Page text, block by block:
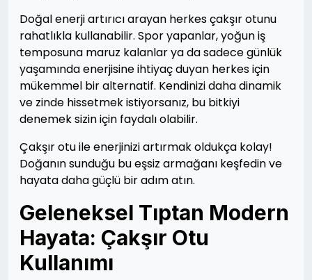
Doğal enerji artırıcı arayan herkes çakşır otunu
rahatlıkla kullanabilir. Spor yapanlar, yoğun iş
temposuna maruz kalanlar ya da sadece günlük
yaşamında enerjisine ihtiyaç duyan herkes için
mükemmel bir alternatif. Kendinizi daha dinamik
ve zinde hissetmek istiyorsanız, bu bitkiyi
denemek sizin için faydalı olabilir.
Çakşır otu ile enerjinizi artırmak oldukça kolay!
Doğanın sunduğu bu eşsiz armağanı keşfedin ve
hayata daha güçlü bir adım atın.
Geleneksel Tıptan Modern
Hayata: Çakşır Otu
Kullanımı